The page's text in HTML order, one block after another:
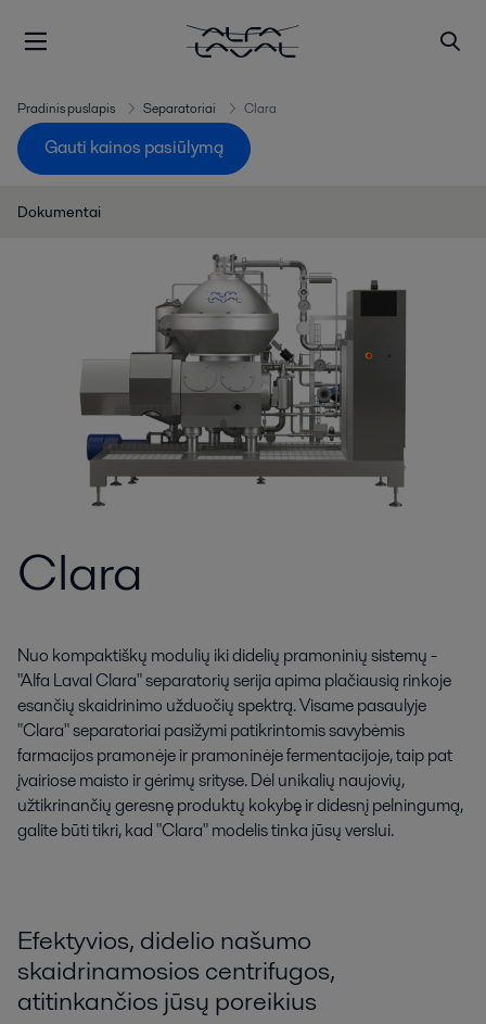
Pradinis puslapis Separatoriai Clara
Gauti kainos pasiūlymą
Dokumentai
Clara
Nuo kompaktiškų modulių iki didelių pramoninių sistemų -
"Alfa Laval Clara" separatorių serija apima plačiausią rinkoje
esančių skaidrinimo užduočių spektrą. Visame pasaulyje
"Clara" separatoriai pasižymi patikrintomis savybėmis
farmacijos pramonėje ir pramoninėje fermentacijoje, taip pat
įvairiose maisto ir gėrimų srityse. Dėl unikalių naujovių,
užtikrinančių geresnę produktų kokybę ir didesnį pelningumą,
galite būti tikri, kad "Clara" modelis tinka jūsų verslui.
Efektyvios, didelio našumo
skaidrinamosios centrifugos,
atitinkančios jūsų poreikius